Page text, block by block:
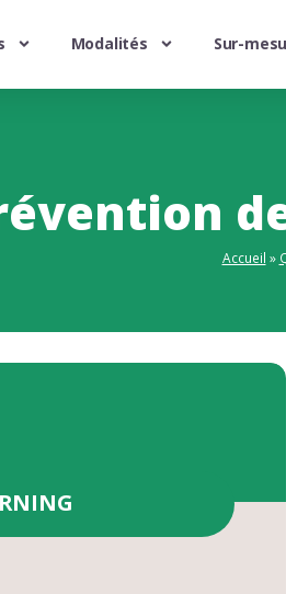
Modalités Sur-
Accueil »